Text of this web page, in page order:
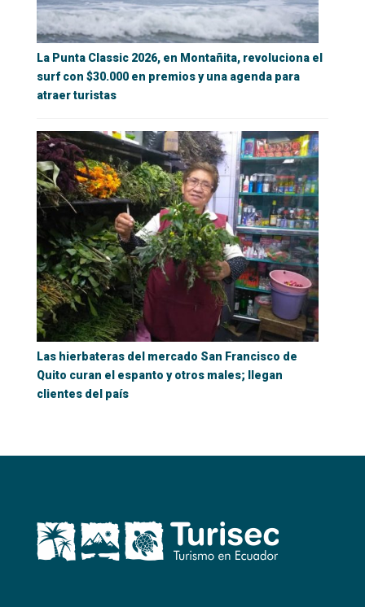
La Punta Classic 2026, en Montañita, revoluciona el
surf con $30.000 en premios y una agenda para
atraer turistas
Las hierbateras del mercado San Francisco de
Quito curan el espanto y otros males; llegan
clientes del país